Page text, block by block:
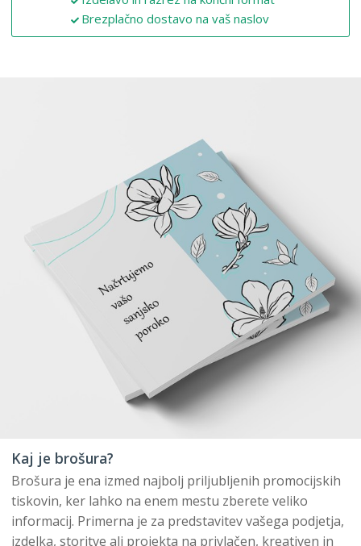
Brezplačno dostavo na vaš naslov
Kaj je brošura?
Brošura je ena izmed najbolj priljubljenih promocijskih
tiskovin, ker lahko na enem mestu zberete veliko
informacij. Primerna je za predstavitev vašega podjetja,
izdelka, storitve ali projekta na privlačen, kreativen in